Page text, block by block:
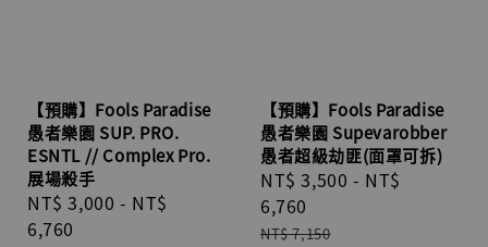
【預購】Fools Paradise
愚者樂園 SUP. PRO.
ESNTL // Complex Pro.
展場殺手
Regular
price
NT$ 3,000 - NT$
6,760
【預購】Fools Paradise
愚者樂園 Supevarobber
愚者超級劫匪(面罩可拆)
Sale
price
NT$ 3,500 - NT$
6,760
Regular
NT$ 7,150